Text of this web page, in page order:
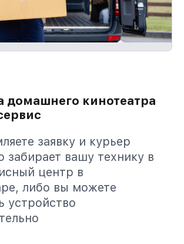
домашнего кинотеатра
заявку и курьер
забирает вашу технику в
центр в
либо вы можете
устройство